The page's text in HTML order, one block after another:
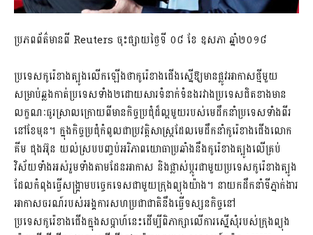
ប្រភពព័ត៌មានពី Reuters ចុះផ្សាយថ្ងៃទី ០៨ ខែ ឧសភា ឆ្នាំ២០១៨
ប្រទេសកូរ៉េខាងត្បូងលើកឡើងថាកូរ៉េខាងជើងស្នើឱ្យមានផ្លូវអាកាសថ្មីមួយ
សម្រាប់ឆ្ល​ងកាត់ប្រទេស​ទាំង២ដោយសារទំនាក់ទំនងរវាងប្រទេសជិតខាងមាន
លក្ខណៈធូរស្រាលក្រោយពីមានកិច្ចប្រជុំដ៏ល្អមួយរបស់មេដឹកនាំប្រទេសទាំងពីរ
នៅខែមុន។ ក្នុងកិច្ចប្រជុំកំពូលជាប្រវត្តិសាស្ត្រដែលមេដឹកនាំកូរ៉េខាងជើងលោក
គីម ជុងអ៊ុន យល់ស្របបញ្ចប់អរិភាពយោធាប្រឆាំងនឹងកូរ៉េខាងត្បូង​លើគ្រប់
វិស័យទាំងអស់រួមទាំងតាមដែនអាកាស​ និងផ្លាស់ប្តូរជាមួយប្រទេសកូរ៉េខាងត្បូង
ដែលកំពុងធ្វើសង្គ្រាមបច្ចេកទេសជាមួយក្រុងព្យុងយ៉ាង។ នាយកដឹកនាំទីភ្នាក់ងារ
អាកាសចរណ៍របស់អង្គការសហប្រជាជាតិនឹងធ្វើទស្សនកិច្ចនៅ
ប្រទេសកូរ៉េខាងជើងក្នុងសប្តាហ៍នេះដើម្បីពិភាក្សាលើការស្នើសុំរបស់ក្រុងព្យុង